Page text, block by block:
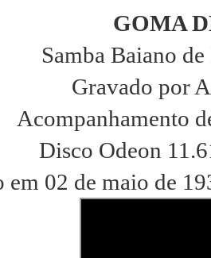
GOMA
Samba Baiano
Gravado por
Acompanhamento
Disco Odeon
em 02 de maio de